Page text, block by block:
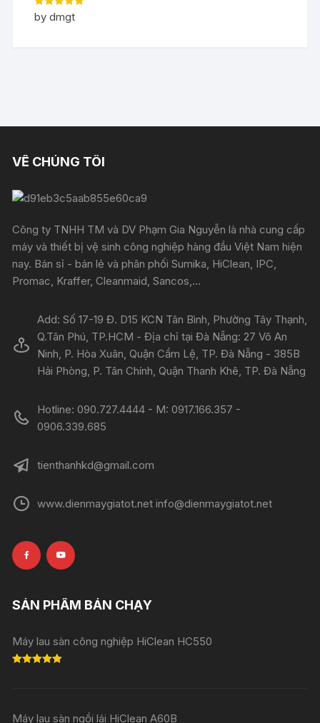
Rated5out
of 5
by dmgt
VỀ CHÚNG TÔI
Công ty TNHH TM và DV Phạm Gia Nguyễn là nhà cung cấp
máy và thiết bị vệ sinh công nghiệp hàng đầu Việt Nam hiện
nay. Bán sỉ - bán lẻ và phân phối Sumika, HiClean, IPC,
Promac, Kraffer, Cleanmaid, Sancos,...
Add: Số 17-19 Đ. D15 KCN Tân Bình, Phường Tây Thạnh,
Q.Tân Phú, TP.HCM - Địa chỉ tại Đà Nẵng: 27 Võ An
Ninh, P. Hòa Xuân, Quận Cẩm Lệ, TP. Đà Nẵng - 385B
Hải Phòng, P. Tân Chính, Quận Thanh Khê, TP. Đà Nẵng
Hotline: 090.727.4444 - M: 0917.166.357 -
0906.339.685
tienthanhkd@gmail.com
www.dienmaygiatot.net info@dienmaygiatot.net
SẢN PHẨM BÁN CHẠY
Máy lau sàn công nghiệp HiClean HC550
Máy lau sàn ngồi lái HiClean A60B